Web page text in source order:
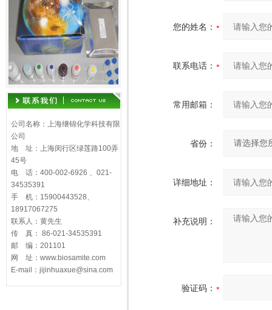
公司名称：上海继锦化学科技有限
公司
地 址：上海闵行区绿莲路100弄
45号
电 话：400-002-6926 、021-
34535391
手 机：15900443528、
18917067275
联系人：黄先生
传 真： 86-021-34535391
邮 编：201101
网 址：www.biosamite.com
E-mail：jijinhuaxue@sina.com
您的姓名：
联系电话：
常用邮箱：
省份：
详细地址：
补充说明：
验证码：